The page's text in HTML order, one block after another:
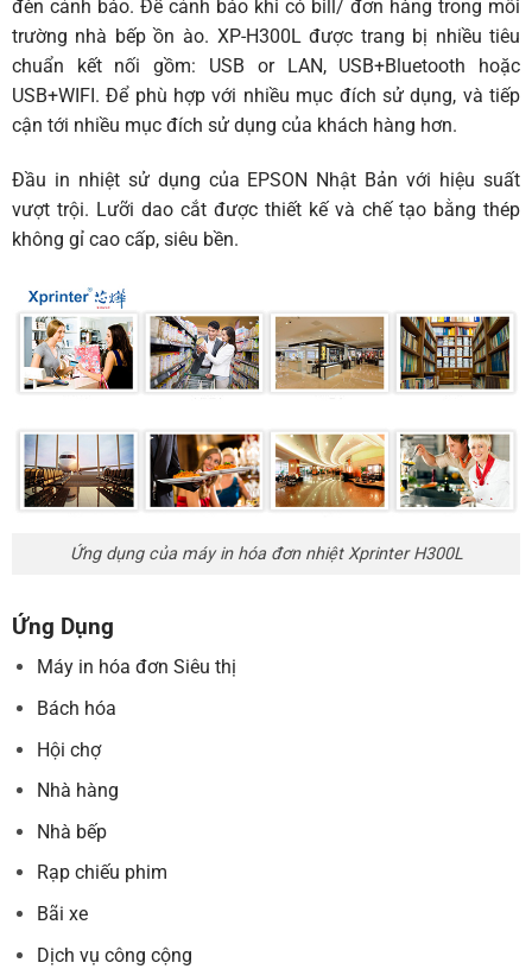
đèn cảnh báo. Để cảnh báo khi có bill/ đơn hàng trong môi
trường nhà bếp ồn ào. XP-H300L được trang bị nhiều tiêu
chuẩn kết nối gồm: USB or LAN, USB+Bluetooth hoặc
USB+WIFI. Để phù hợp với nhiều mục đích sử dụng, và tiếp
cận tới nhiều mục đích sử dụng của khách hàng hơn.
Đầu in nhiệt sử dụng của EPSON Nhật Bản với hiệu suất
vượt trội. Lưỡi dao cắt được thiết kế và chế tạo bằng thép
không gỉ cao cấp, siêu bền.
Ứng dụng của máy in hóa đơn nhiệt Xprinter H300L
Ứng Dụng
Máy in hóa đơn Siêu thị
Bách hóa
Hội chợ
Nhà hàng
Nhà bếp
Rạp chiếu phim
Bãi xe
Dịch vụ công cộng